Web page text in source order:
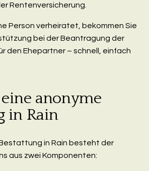
Rentenversicherung.
Person verheiratet, bekommen Sie
bei der Beantragung der
den Ehepartner – schnell, einfach
anonyme
in Rain
in Rain besteht der
aus zwei Komponenten: